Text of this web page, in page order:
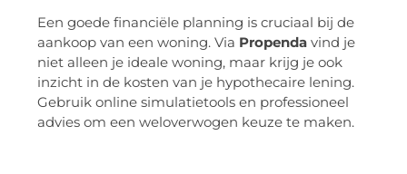
Een goede financiële planning is cruciaal bij de
aankoop van een woning. Via Propenda vind je
niet alleen je ideale woning, maar krijg je ook
inzicht in de kosten van je hypothecaire lening.
Gebruik online simulatietools en professioneel
advies om een weloverwogen keuze te maken.